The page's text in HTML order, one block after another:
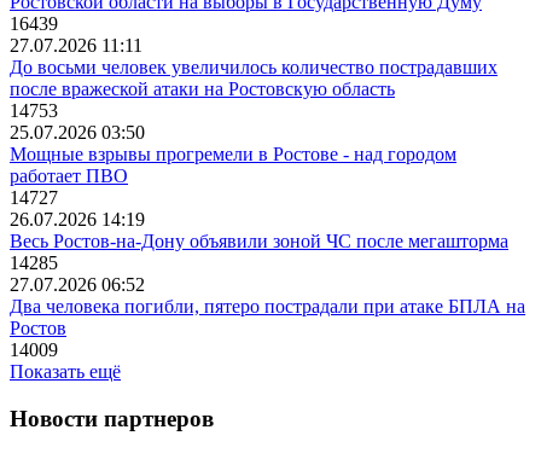
16439
27.07.2026 11:11
До восьми человек увеличилось количество пострадавших
после вражеской атаки на Ростовскую область
14753
25.07.2026 03:50
Мощные взрывы прогремели в Ростове - над городом
работает ПВО
14727
26.07.2026 14:19
Весь Ростов-на-Дону объявили зоной ЧС после мегашторма
14285
27.07.2026 06:52
Два человека погибли, пятеро пострадали при атаке БПЛА на
Ростов
14009
Показать ещё
Новости партнеров